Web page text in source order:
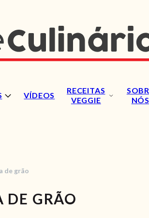
VÍDEOS
RECEITAS
VEGGIE
NÓS
VÍDEOS
de grão
DE GRÃO